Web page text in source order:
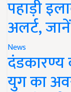
पहाड़ी
अलर्ट,
News
दंडकारण्य
युग का